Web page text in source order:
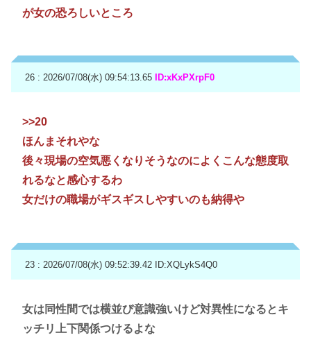
が女の恐ろしいところ
26 : 2026/07/08(水) 09:54:13.65 ID:xKxPXrpF0
>>20
ほんまそれやな
後々現場の空気悪くなりそうなのによくこんな態度取
れるなと感心するわ
女だけの職場がギスギスしやすいのも納得や
23 : 2026/07/08(水) 09:52:39.42 ID:XQLykS4Q0
女は同性間では横並び意識強いけど対異性になるとキ
ッチリ上下関係つけるよな